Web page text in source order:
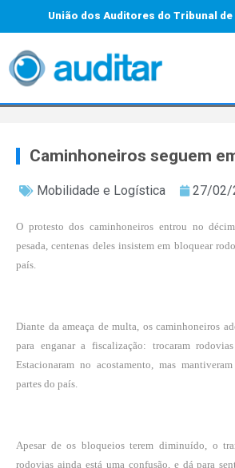
União dos Auditores do Tribunal de
Caminhoneiros seguem
Mobilidade e Logística 27/02/
O protesto dos caminhoneiros entrou no
pesada, centenas deles insistem em bloquear
país.
Diante da ameaça de multa, os caminhoneiros
para enganar a fiscalização: trocaram
Estacionaram no acostamento, mas
partes do país.
Apesar de os bloqueios terem diminuído, o
rodovias ainda está uma confusão, e dá para